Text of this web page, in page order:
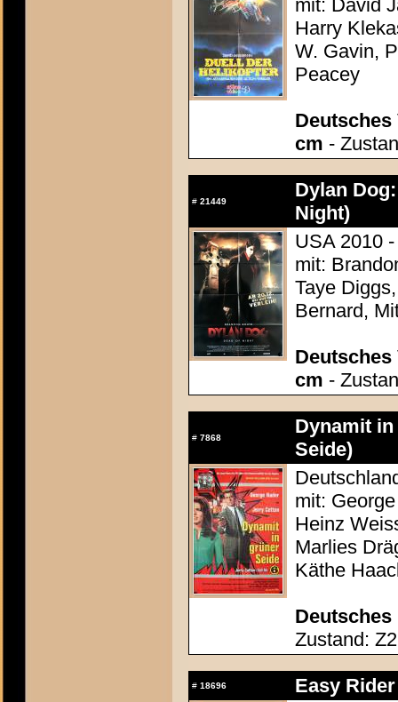
mit: David
Harry
W. Gavin,
Peacey
Deutsches
cm -
# 21449
Dylan
Night)
USA 2010
mit:
Taye
Bernard,
Deutsches
cm -
# 7868
Dynamit
Seide)
mit:
Heinz
Marlies
Käthe
Deutsches
Zustand:
# 18696
Easy